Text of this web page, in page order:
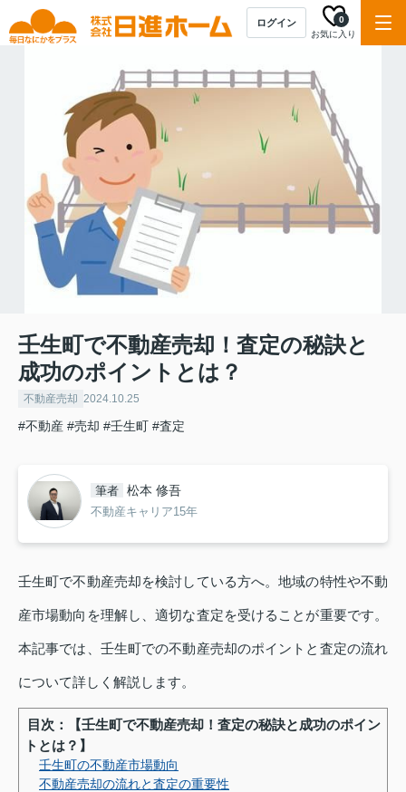
ログイン
お気に入り
0
壬生町で不動産売却！査定の秘訣と
成功のポイントとは？
不動産売却 2024.10.25
#不動産 #売却 #壬生町 #査定
筆者 松本 修吾
不動産キャリア15年
壬生町で不動産売却を検討している方へ。地域の特性や不動
産市場動向を理解し、適切な査定を受けることが重要です。
本記事では、壬生町での不動産売却のポイントと査定の流れ
について詳しく解説します。
目次：【壬生町で不動産売却！査定の秘訣と成功のポイン
トとは？】
壬生町の不動産市場動向
不動産売却の流れと査定の重要性